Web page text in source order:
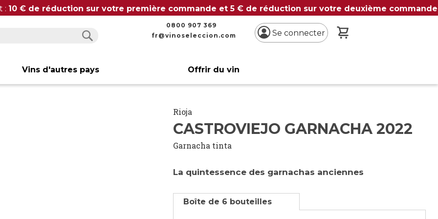
: 10 € de réduction sur votre première commande et 5 € de réduction sur votre deuxième commande
0800 907 369
fr@vinoseleccion.com
Se connecter
Vins d'autres pays Offrir du vin
Rioja
CASTROVIEJO GARNACHA 2022
Garnacha tinta
La quintessence des garnachas anciennes
Boîte de 6 bouteilles